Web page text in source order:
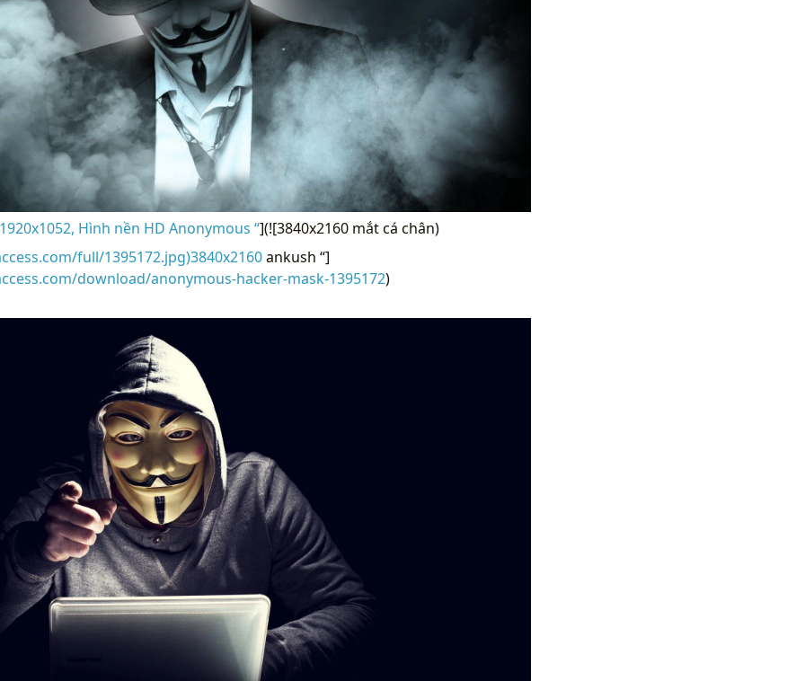
Hình nền HD Anonymous “](![3840x2160 mắt cá chân)
full/1395172.jpg)3840x2160ankush “]
download/anonymous-hacker-mask-1395172)